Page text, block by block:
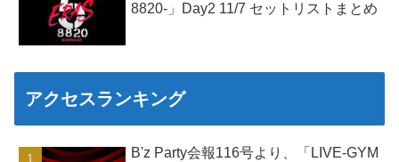
8820-」Day2 11/7 セットリストまとめ
アクセスランキング
B'z Party会報116号より、「LIVE-GYM